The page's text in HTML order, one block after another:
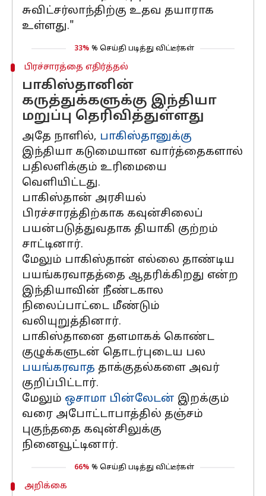
சுவிட்சர்லாந்திற்கு உதவ தயாராக
உள்ளது."
33% % செய்தி படித்து விட்டீர்கள்
பிரச்சாரத்தை எதிர்த்தல்
பாகிஸ்தானின்
கருத்துக்களுக்கு இந்தியா
மறுப்பு தெரிவித்துள்ளது
அதே நாளில், பாகிஸ்தானுக்கு
இந்தியா கடுமையான வார்த்தைகளால்
பதிலளிக்கும் உரிமையை
வெளியிட்டது.
பாகிஸ்தான் அரசியல்
பிரச்சாரத்திற்காக கவுன்சிலைப்
பயன்படுத்துவதாக தியாகி குற்றம்
சாட்டினார்.
மேலும் பாகிஸ்தான் எல்லை தாண்டிய
பயங்கரவாதத்தை ஆதரிக்கிறது என்ற
இந்தியாவின் நீண்டகால
நிலைப்பாட்டை மீண்டும்
வலியுறுத்தினார்.
பாகிஸ்தானை தளமாகக் கொண்ட
குழுக்களுடன் தொடர்புடைய பல
பயங்கரவாத தாக்குதல்களை அவர்
குறிப்பிட்டார்.
மேலும் ஒசாமா பின்லேடன் இறக்கும்
வரை அபோட்டாபாத்தில் தஞ்சம்
புகுந்ததை கவுன்சிலுக்கு
நினைவூட்டினார்.
66% % செய்தி படித்து விட்டீர்கள்
அறிக்கை